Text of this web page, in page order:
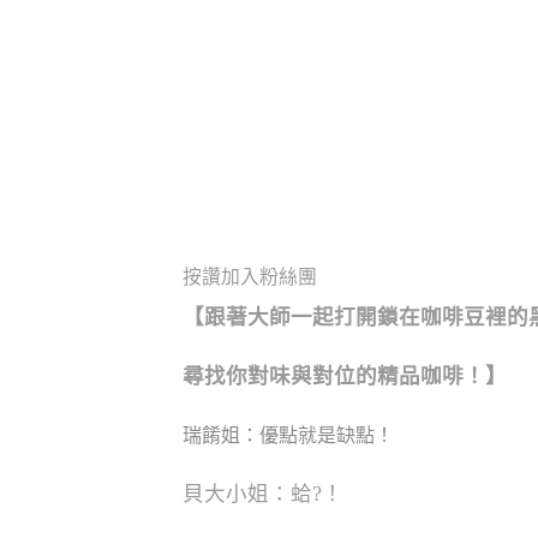
按讚加入粉絲團
【跟著大師一起打開鎖在咖啡豆裡的
尋找你對味與對位的精品咖啡！】
瑞餚姐： 優點就是缺點！
貝大小姐：蛤?！